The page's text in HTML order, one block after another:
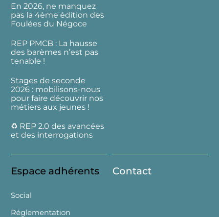
En 2026, ne manquez
pas la 4ème édition des
Foulées du Négoce
REP PMCB : La hausse
des barèmes n’est pas
tenable !
Stages de seconde
2026 : mobilisons-nous
pour faire découvrir nos
métiers aux jeunes !
♻️ REP 2.0 des avancées
et des interrogations
Espace adhérents
Social
Réglementation
Contact